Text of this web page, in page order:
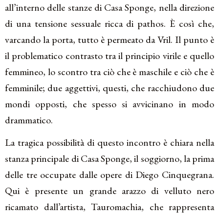
all’interno delle stanze di Casa Sponge, nella direzione
di una tensione sessuale ricca di pathos. È così che,
varcando la porta, tutto è permeato da Vril. Il punto è
il problematico contrasto tra il principio virile e quello
femmineo, lo scontro tra ciò che è maschile e ciò che è
femminile; due aggettivi, questi, che racchiudono due
mondi opposti, che spesso si avvicinano in modo
drammatico.
La tragica possibilità di questo incontro è chiara nella
stanza principale di Casa Sponge, il soggiorno, la prima
delle tre occupate dalle opere di Diego Cinquegrana.
Qui è presente un grande arazzo di velluto nero
ricamato dall’artista, Tauromachia, che rappresenta